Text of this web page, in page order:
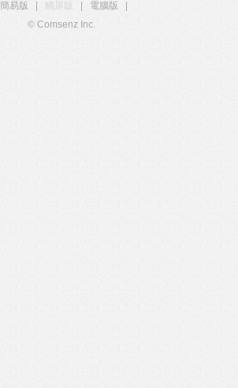
簡易版
觸屏版 電腦版
© Comsenz Inc.